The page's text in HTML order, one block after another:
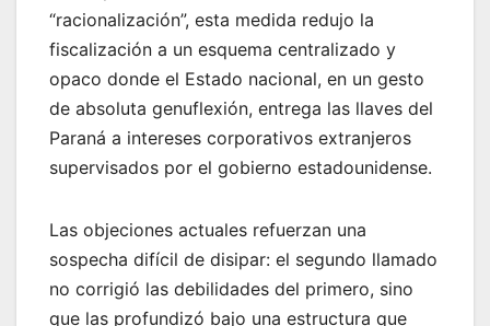
“racionalización”, esta medida redujo la
fiscalización a un esquema centralizado y
opaco donde el Estado nacional, en un gesto
de absoluta genuflexión, entrega las llaves del
Paraná a intereses corporativos extranjeros
supervisados por el gobierno estadounidense.
Las objeciones actuales refuerzan una
sospecha difícil de disipar: el segundo llamado
no corrigió las debilidades del primero, sino
que las profundizó bajo una estructura que